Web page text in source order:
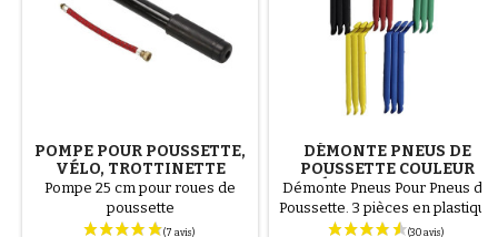
POMPE POUR POUSSETTE,
VÉLO, TROTTINETTE
Pompe 25 cm pour roues de
poussette
DÉMONTE PNEUS DE
POUSSETTE COULEUR
ALÉATOIRE 1 LOT DE 3
PIÈCES
Démonte Pneus Pour Pneus de
Poussette. 3 pièces en plastique
de haute qualité, couleur